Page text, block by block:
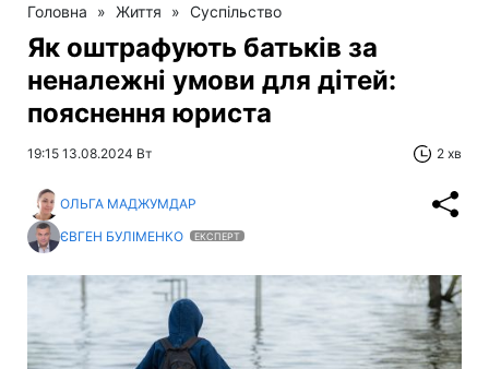
Головна » Життя » Суспільство
Як оштрафують батьків за
неналежні умови для дітей:
пояснення юриста
19:15 13.08.2024 Вт 2 хв
ОЛЬГА МАДЖУМДАР
ЄВГЕН БУЛІМЕНКО
ЕКСПЕРТ